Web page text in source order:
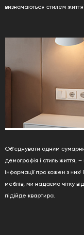
визначаються стилем
Об'єднувати одним
демографія і стиль життя,
інформації про кожен з
меблів, ми надаємо чітку
підійде квартира.